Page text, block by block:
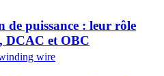
de puissance : leur rôle
DCAC et OBC